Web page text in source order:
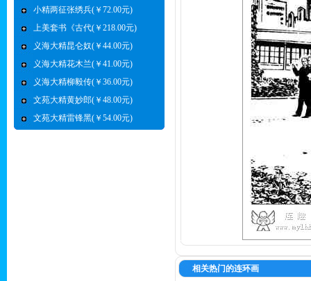
小精两征张绣兵(￥72.00元)
上美套书《古代(￥218.00元)
义海大精昆仑奴(￥44.00元)
义海大精花木兰(￥41.00元)
义海大精柳毅传(￥36.00元)
文苑大精黄妙郎(￥48.00元)
文苑大精雷锋黑(￥54.00元)
相关热门的连环画